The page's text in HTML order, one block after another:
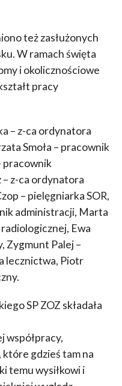
też zasłużonych
W ramach święta
i okolicznościowe
pracy
– z-ca ordynatora
Smoła – pracownik
pracownik
z-ca ordynatora
– pielęgniarka SOR,
administracji, Marta
Ewa
Zygmunt Palej –
lecznictwa, Piotr
SP ZOZ składała
współpracy,
gdzieś tam na
temu wysiłkowi i